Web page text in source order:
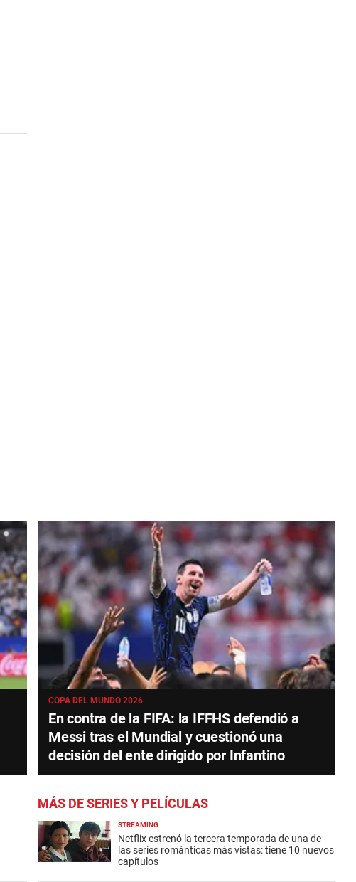
COPA DEL MUNDO 2026
En contra de la FIFA: la IFFHS defendió a
Messi tras el Mundial y cuestionó una
decisión del ente dirigido por Infantino
MÁS DE SERIES Y PELÍCULAS
STREAMING
Netflix estrenó la tercera temporada de una de
las series románticas más vistas: tiene 10 nuevos
capítulos